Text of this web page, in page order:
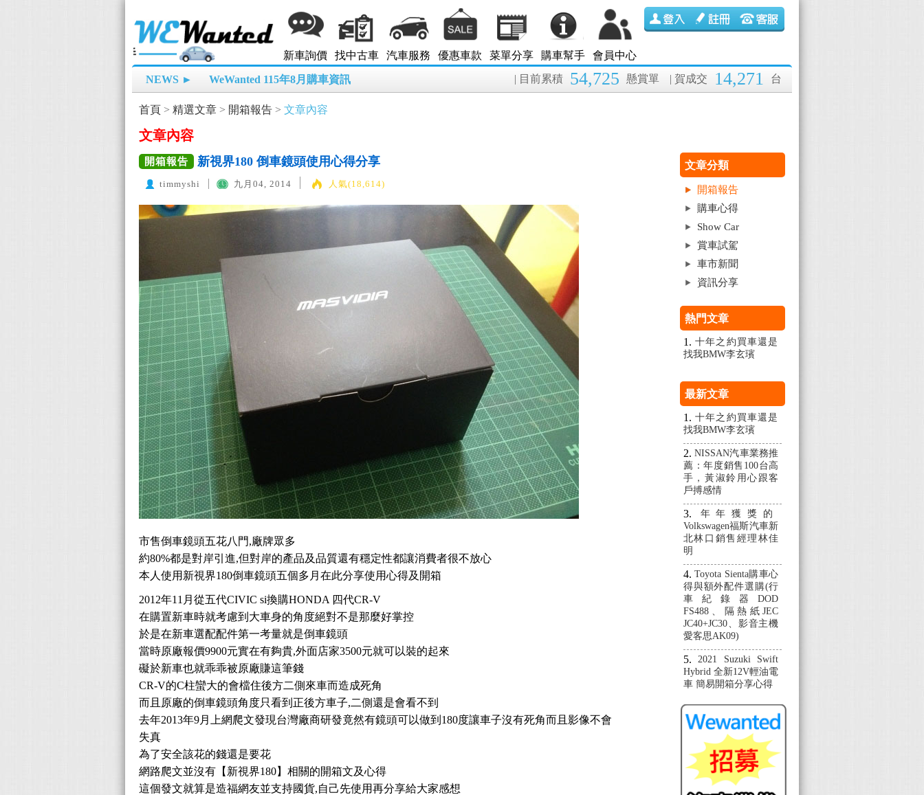
新車詢價 找中古車 汽車服務 優惠車款 菜單分享 購車幫手 會員中心
NEWS ► WeWanted 115年8月購車資訊 | 賀成交 14,271 台
| 目前累積 54,725 懸賞單
首頁 > 精選文章 > 開箱報告 > 文章內容
文章內容
開箱報告 新視界180 倒車鏡頭使用心得分享
timmyshi 九月04, 2014 人氣(18,614)
市售倒車鏡頭五花八門,廠牌眾多
約80%都是對岸引進,但對岸的產品及品質還有穩定性都讓消費者很不放心
本人使用新視界180倒車鏡頭五個多月在此分享使用心得及開箱
2012年11月從五代CIVIC si換購HONDA 四代CR-V
在購置新車時就考慮到大車身的角度絕對不是那麼好掌控
於是在新車選配配件第一考量就是倒車鏡頭
當時原廠報價9900元實在有夠貴,外面店家3500元就可以裝的起來
礙於新車也就乖乖被原廠賺這筆錢
CR-V的C柱蠻大的會檔住後方二側來車而造成死角
而且原廠的倒車鏡頭角度只看到正後方車子,二側還是會看不到
去年2013年9月上網爬文發現台灣廠商研發竟然有鏡頭可以做到180度讓車子沒有死角而且影像不會
失真
為了安全該花的錢還是要花
網路爬文並沒有【新視界180】相關的開箱文及心得
這個發文就算是造福網友並支持國貨,自己先使用再分享給大家感想
文章分類
開箱報告
購車心得
Show Car
賞車試駕
車市新聞
資訊分享
熱門文章
十年之約買車還是
找我BMW李玄璸
最新文章
十年之約買車還是
找我BMW李玄璸
NISSAN汽車業務推
薦：年度銷售100台高
手，黃淑鈴用心跟客
戶搏感情
年年獲獎的
Volkswagen福斯汽車新
北林口銷售經理林佳
明
Toyota Sienta購車心
得與額外配件選購(行
車紀錄器DOD
FS488、隔熱紙JEC
JC40+JC30、影音主機
愛客思AK09)
2021 Suzuki Swift
Hybrid 全新12V輕油電
車 簡易開箱分享心得